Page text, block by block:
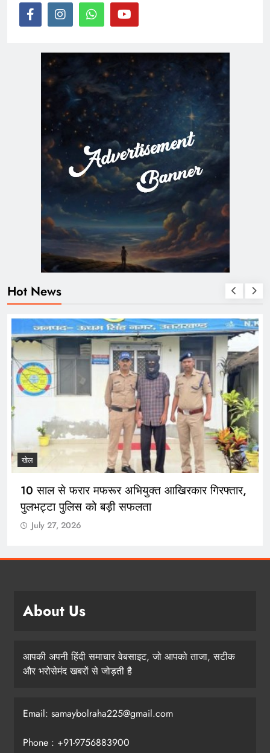
Hot News
खेल
10 साल से फरार मफरूर अभियुक्त आखिरकार गिरफ्तार,
पुलभट्टा पुलिस को बड़ी सफलता
July 27, 2026
About Us
आपकी अपनी हिंदी समाचार वेबसाइट, जो आपको ताजा, सटीक
और भरोसेमंद खबरों से जोड़ती है
Email: samaybolraha225@gmail.com
Phone : +91-9756883900